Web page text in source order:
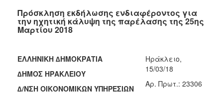
2023
2022
2020
2019
2018
Πρόσκληση εκδήλωσης ενδιαφέροντος για
την ηχητική κάλυψη της παρέλασης της 25ης
Μαρτίου 2018
ΕΛΛΗΝΙΚΗ ∆ΗΜΟΚΡΑΤΙΑ
∆ΗΜΟΣ ΗΡΑΚΛΕΙΟΥ
∆/ΝΣΗ ΟΙΚΟΝΟΜΙΚΩΝ ΥΠΗΡΕΣΙΩΝ
Ηράκλειο,
15/03/18
Aρ. Πρωτ.: 23306